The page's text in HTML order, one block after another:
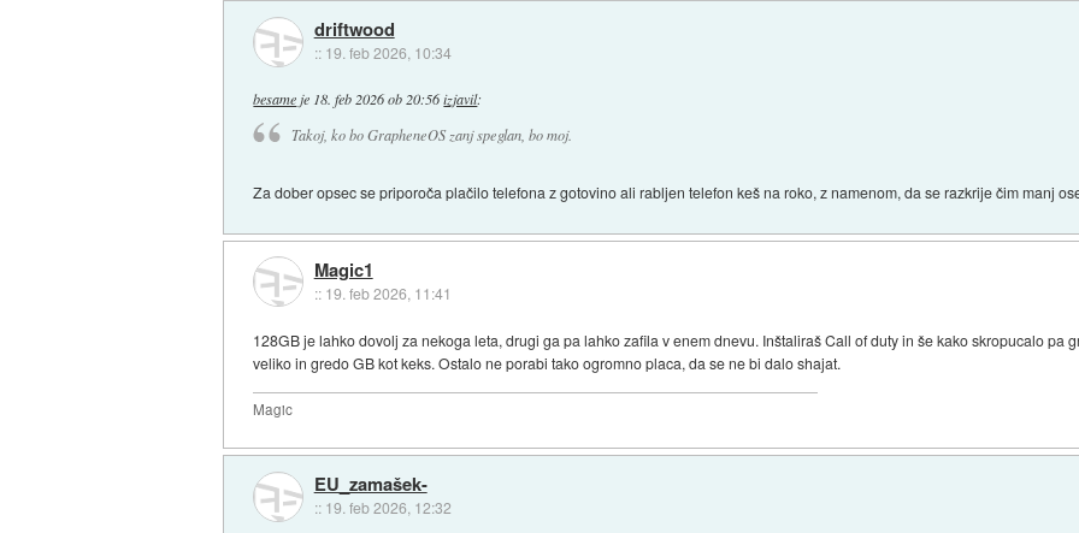
driftwood
:: 19. feb 2026, 10:34
besame je 18. feb 2026 ob 20:56 izjavil:
Takoj, ko bo GrapheneOS zanj speglan, bo moj.
Za dober opsec se priporoča plačilo telefona z gotovino ali rabljen telefon keš na roko, z namenom, da se razkrije čim manj
Magic1
:: 19. feb 2026, 11:41
128GB je lahko dovolj za nekoga leta, drugi ga pa lahko zafila v enem dnevu. Inštaliraš Call of duty in še kako skropucalo pa
veliko in gredo GB kot keks. Ostalo ne porabi tako ogromno placa, da se ne bi dalo shajat.
Magic
EU_zamašek-
:: 19. feb 2026, 12:32